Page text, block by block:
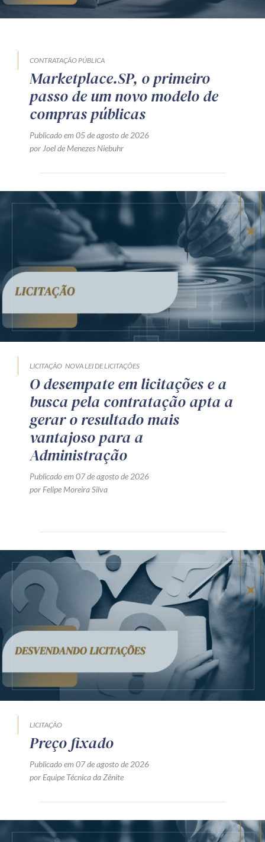
CONTRATAÇÃO PÚBLICA
Marketplace.SP, o primeiro
passo de um novo modelo de
compras públicas
Publicado em 05 de agosto de 2026
por Joel de Menezes Niebuhr
LICITAÇÃO NOVA LEI DE LICITAÇÕES
O desempate em licitações e a
busca pela contratação apta a
gerar o resultado mais
vantajoso para a
Administração
Publicado em 07 de agosto de 2026
por Felipe Moreira Silva
LICITAÇÃO
Preço fixado
Publicado em 07 de agosto de 2026
por Equipe Técnica da Zênite